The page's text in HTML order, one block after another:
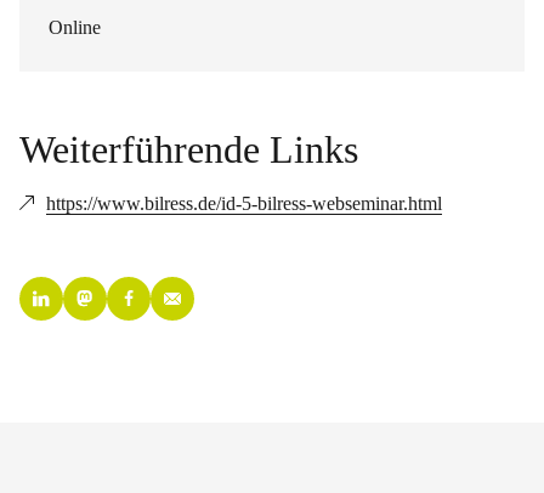
Online
Weiterführende Links
https://www.bilress.de/id-5-bilress-webseminar.html